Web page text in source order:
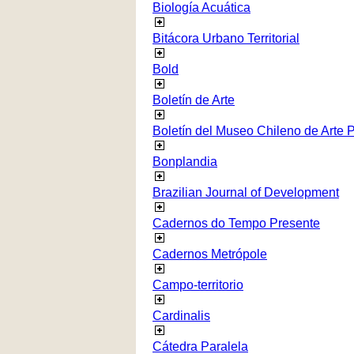
Biología Acuática
Bitácora Urbano Territorial
Bold
Boletín de Arte
Boletín del Museo Chileno de Arte
Bonplandia
Brazilian Journal of Development
Cadernos do Tempo Presente
Cadernos Metrópole
Campo-territorio
Cardinalis
Cátedra Paralela